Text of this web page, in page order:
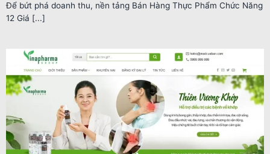
Để bứt phá doanh thu, nền tảng Bán Hàng Thực Phẩm Chức Năng
12 Giá [...]